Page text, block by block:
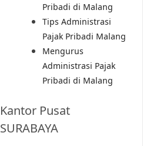
Pribadi di Malang
Tips Administrasi
Pajak Pribadi Malang
Mengurus
Administrasi Pajak
Pribadi di Malang
Kantor Pusat
SURABAYA